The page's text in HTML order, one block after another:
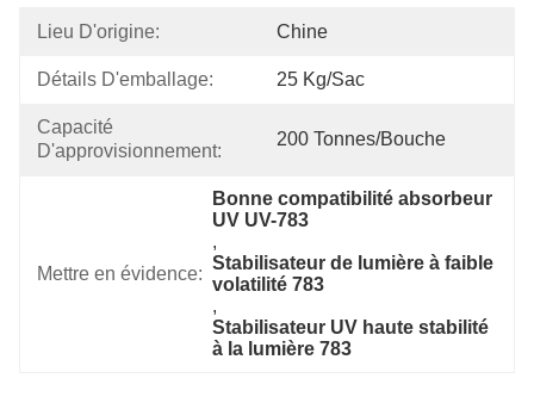
Lieu D'origine: Chine
Détails D'emballage: 25 Kg/sac
Capacité
D'approvisionnement:
200 Tonnes/bouche
Mettre en évidence:
Bonne compatibilité absorbeur
UV UV-783
,
Stabilisateur de lumière à faible
volatilité 783
,
Stabilisateur UV haute stabilité
à la lumière 783